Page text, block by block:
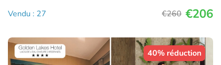
Vendu : 27
€260 €206
40% réduction